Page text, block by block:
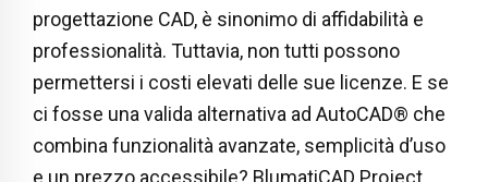
progettazione CAD, è sinonimo di affidabilità e
professionalità. Tuttavia, non tutti possono
permettersi i costi elevati delle sue licenze. E se
ci fosse una valida alternativa ad AutoCAD® che
combina funzionalità avanzate, semplicità d’uso
e un prezzo accessibile? BlumatiCAD Project